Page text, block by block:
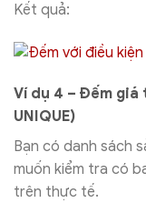
Kết quả:
Ví dụ 4 – Đếm
UNIQUE)
Bạn có danh sách
muốn kiểm tra có
trên thực tế.